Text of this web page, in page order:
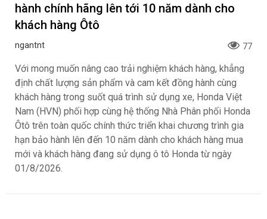
hành chính hãng lên tới 10 năm dành cho
khách hàng Ôtô
ngantnt 77
Với mong muốn nâng cao trải nghiệm khách hàng, khẳng
định chất lượng sản phẩm và cam kết đồng hành cùng
khách hàng trong suốt quá trình sử dụng xe, Honda Việt
Nam (HVN) phối hợp cùng hệ thống Nhà Phân phối Honda
Ôtô trên toàn quốc chính thức triển khai chương trình gia
hạn bảo hành lên đến 10 năm dành cho khách hàng mua
mới và khách hàng đang sử dụng ô tô Honda từ ngày
01/8/2026.